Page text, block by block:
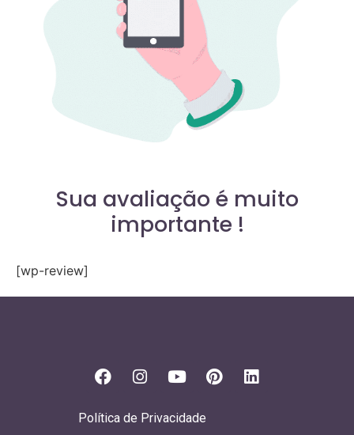
Sua avaliação é muito
importante !
[wp-review]
Política de Privacidade